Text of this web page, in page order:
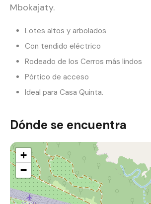
Mbokajaty.
Lotes altos y arbolados
Con tendido eléctrico
Rodeado de los Cerros más lindos
Pórtico de acceso
Ideal para Casa Quinta.
Dónde se encuentra
+
−